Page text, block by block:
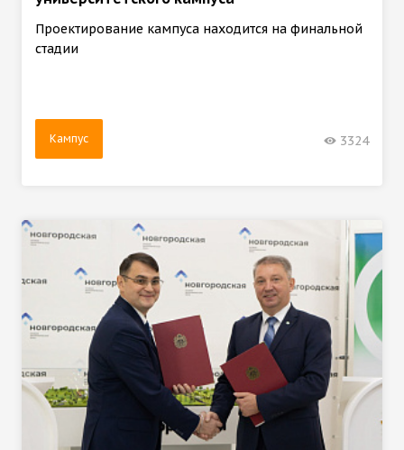
Проектирование кампуса находится на финальной
стадии
Кампус 3324